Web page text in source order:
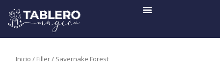
contenido
Inicio / Filler/ Savernake Forest